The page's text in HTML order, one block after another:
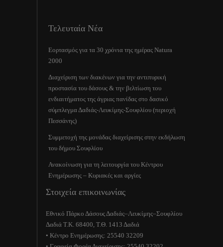
Τελευταία Νέα
Εορτασμός για τα 30 χρόνια της ημέρας Natura
2000
Διαχείριση των διακένων για την αντιπυρική
προστασία του δάσους & την βελτίωση του
ενδιαιτήματος της άγριας πανίδας στο δασικό
σύμπλεγμα Δαδιάς-Λευκίμης-Σουφλίου (περιοχή
Πεσσάνης)
Συμμετοχή της μονάδας διαχείρισης στην εκδήλωση
του δήμου Σουφλίου
Ανακοίνωση για τη λειτουργία του Κέντρου
Ενημέρωσης – Κυριακές και αργίες
Στοιχεία επικοινωνίας
Εθνικό Πάρκο Δάσους Δαδιάς–Λευκίμης–Σουφλίου
Δαδιά Τ.Κ. 68400, Τ.Θ. 1413 Δαδιά
• Κέντρο Ενημέρωσης: 25540 32209